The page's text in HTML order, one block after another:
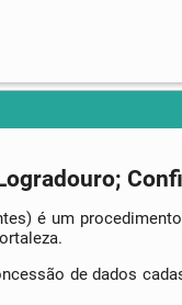
é um
de dados